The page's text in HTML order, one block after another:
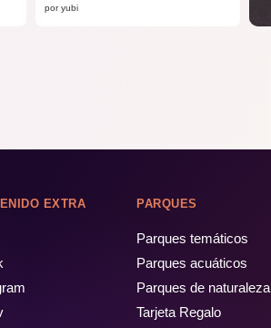
por yubi
EXTRA PARQUES
Parques temáticos
Parques acuáticos
Parques de naturaleza
Tarjeta Regalo